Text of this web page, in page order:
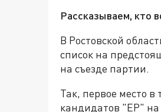
Рассказываем, кто
В Ростовской
список на
на съезде партии.
Так, первое место
кандидатов "ЕР"